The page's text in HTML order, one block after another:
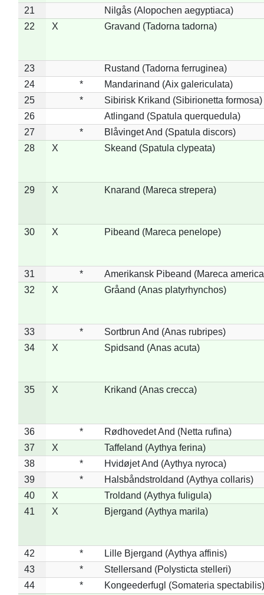
21
Nilgås (Alopochen aegyptiaca)
22
X Gravand (Tadorna tadorna)
23
Rustand (Tadorna ferruginea)
24
*
Mandarinand (Aix galericulata)
25
*
Sibirisk Krikand (Sibirionetta formosa)
26
Atlingand (Spatula querquedula)
27
*
Blåvinget And (Spatula discors)
28
X Skeand (Spatula clypeata)
29 X Knarand (Mareca strepera)
30 X Pibeand (Mareca penelope)
31 *
Amerikansk Pibeand (Mareca
32
X Gråand (Anas platyrhynchos)
33 *
Sortbrun And (Anas rubripes)
34
X Spidsand (Anas acuta)
35 X Krikand (Anas crecca)
36 *
Rødhovedet And (Netta rufina)
37
X
Taffeland (Aythya ferina)
38
*
Hvidøjet And (Aythya nyroca)
39
*
Halsbåndstroldand (Aythya collaris)
40
X
Troldand (Aythya fuligula)
41
X Bjergand (Aythya marila)
42 *
Lille Bjergand (Aythya affinis)
43
*
Stellersand (Polysticta stelleri)
44
*
Kongeederfugl (Somateria spectabilis)